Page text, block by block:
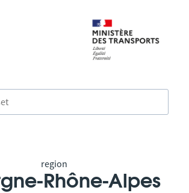
region
Rhône-Alpes